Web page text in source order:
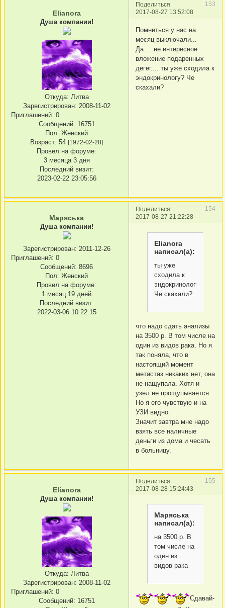
Поделиться
153
2017-08-27 13:52:08
Elianora
Душа компании!
Откуда: Литва
Зарегистрирован: 2008-11-02
Приглашений: 0
Сообщений: 16751
Пол: Женский
Возраст: 54 [1972-02-28]
Провел на форуме:
3 месяца 3 дня
Последний визит:
2023-02-22 23:05:56
Помниться у нас на
месяц выключали...
Да ....не интересное
вложение подаренных
дегег.... ты уже сходила к
эндокринологу? Че
скахали?
Поделиться
154
2017-08-27 21:22:28
Маряська
Душа компании!
Зарегистрирован: 2011-12-26
Приглашений: 0
Сообщений: 8696
Пол: Женский
Провел на форуме:
1 месяц 19 дней
Последний визит:
2022-03-06 10:22:15
Elianora
написал(а):
ты уже
сходила к
эндокринологу?
Че скахали?
что надо сдать анализы
на 3500 р. В том числе на
один из видов рака. Но я
так поняла, что в
настоящий момент
метастаз никаких нет, она
не нащупала. Хотя и
узел не прощупывается.
Но я его чувствую и на
УЗИ видно.
Значит завтра мне надо
взять все наличные
деньги из дома и чесать
в больницу.
Поделиться
155
2017-08-28 15:24:43
Elianora
Душа компании!
Откуда: Литва
Зарегистрирован: 2008-11-02
Приглашений: 0
Сообщений: 16751
Маряська
написал(а):
на 3500 р. В
том числе на
один из
видов рака
Сдавай-